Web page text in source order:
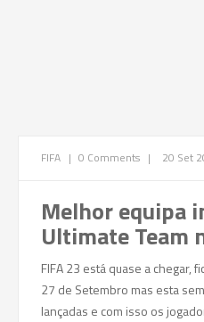
FIFA | 0 Comments | 20 Set
Melhor equipa
Ultimate Team
FIFA 23 está quase a chegar,
27 de Setembro mas esta
lançadas e com isso os